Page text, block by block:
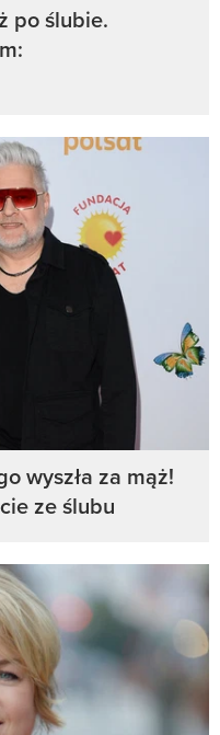
po ślubie.
wyszła za mąż!
ze ślubu